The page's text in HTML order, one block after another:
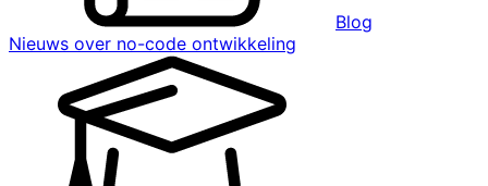
Blog
Nieuws over no-code ontwikkeling